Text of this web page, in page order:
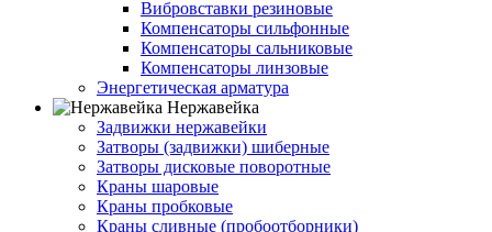
Вибровставки резиновые
Компенсаторы сильфонные
Компенсаторы сальниковые
Компенсаторы линзовые
Энергетическая арматура
Нержавейка
Задвижки нержавейки
Затворы (задвижки) шиберные
Затворы дисковые поворотные
Краны шаровые
Краны пробковые
Краны сливные (пробоотборники)